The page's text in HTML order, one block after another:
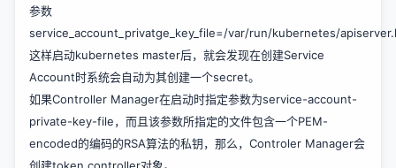
参数
service_account_privatge_key_file=/var/run/kubernetes/
这样启动kubernetes master后，就会发现在创建Service
Account时系统会自动为其创建一个secret。
如果Controller Manager在启动时指定参数为service-account-
private-key-file，而且该参数所指定的文件包含一个PEM-
encoded的编码的RSA算法的私钥，那么，Controler Manager会